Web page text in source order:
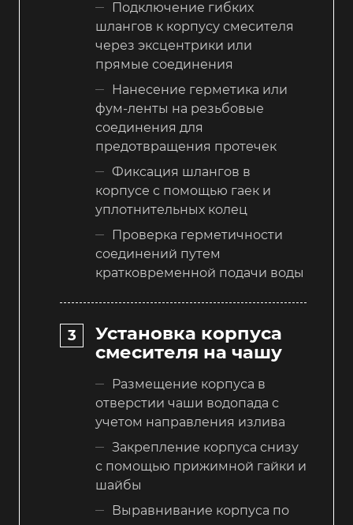
Подключение гибких
шлангов к корпусу смесителя
через эксцентрики или
прямые соединения
Нанесение герметика или
фум-ленты на резьбовые
соединения для
предотвращения протечек
Фиксация шлангов в
корпусе с помощью гаек и
уплотнительных колец
Проверка герметичности
соединений путем
кратковременной подачи воды
Установка корпуса
смесителя на чашу
Размещение корпуса в
отверстии чаши водопада с
учетом направления излива
Закрепление корпуса снизу
с помощью прижимной гайки и
шайбы
Выравнивание корпуса по